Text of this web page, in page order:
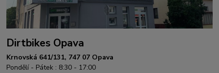
Dirtbikes Opava
Krnovská 641/131, 747 07 Opava
Pondělí - Pátek : 8:30 - 17:00